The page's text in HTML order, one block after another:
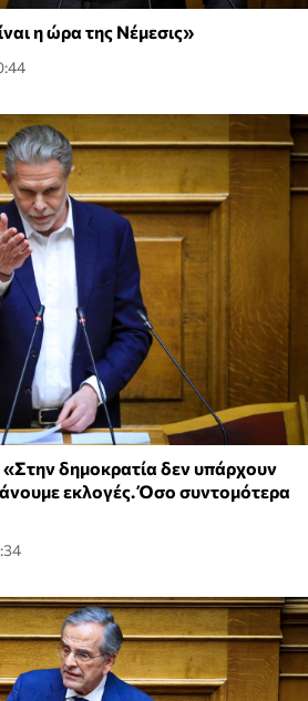
η ώρα της Νέμεσις»
δημοκρατία δεν υπάρχουν
εκλογές. Όσο συντομότερα